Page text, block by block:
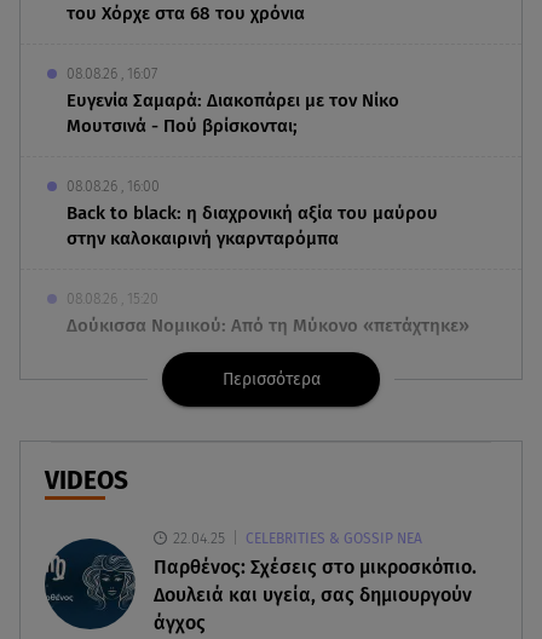
του Χόρχε στα 68 του χρόνια
08.08.26 , 16:07
Ευγενία Σαμαρά: Διακοπάρει με τον Νίκο
Μουτσινά - Πού βρίσκονται;
08.08.26 , 16:00
Back to black: η διαχρονική αξία του μαύρου
στην καλοκαιρινή γκαρνταρόμπα
08.08.26 , 15:20
Δούκισσα Νομικού: Από τη Μύκονο «πετάχτηκε»
στη Γαλλική Πολυνησία!
Λυκαβηττός: Σε 57χρονη γυναίκα ανήκει η σορός
Κατερίνα Καινούργιου: Η Πάρος και το cool
φορμάκι της κορούλας της!
Περισσότερα
VIDEOS
22.04.25 CELEBRITIES & GOSSIP ΝΕΑ
Παρθένος: Σχέσεις στο μικροσκόπιο.
Δουλειά και υγεία, σας δημιουργούν
άγχος